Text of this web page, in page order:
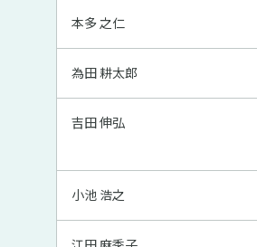
本多 之仁
為田 耕太郎
吉田 伸弘
小池 浩之